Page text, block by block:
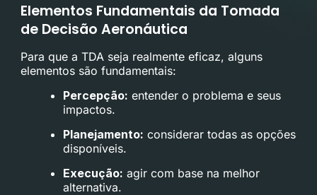
Elementos Fundamentais da Tomada
de Decisão Aeronáutica
Para que a TDA seja realmente eficaz, alguns
elementos são fundamentais:
Percepção: entender o problema e seus
impactos.
Planejamento: considerar todas as opções
disponíveis.
Execução: agir com base na melhor
alternativa.